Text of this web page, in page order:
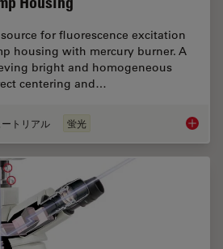
for fluorescence excitation
housing with mercury burner. A
bright and homogeneous
centering and…
トリアル 蛍光 Video